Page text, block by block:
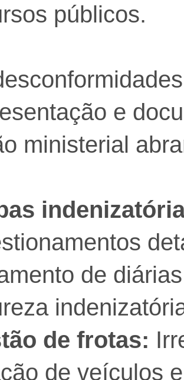
públicos.
e
ministerial
de
de frotas:
de veículos